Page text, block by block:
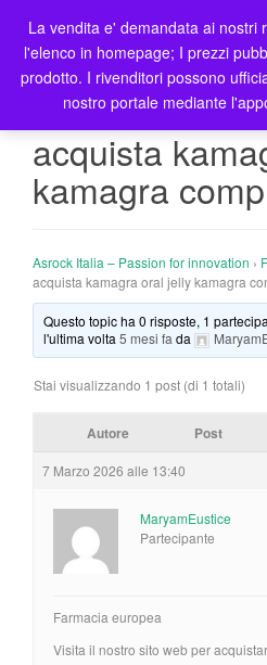
acquista
kamagra
Asrock Italia – Passion for innovation ›
acquista kamagra oral jelly kamagra
Questo topic ha 0 risposte, 1
l'ultima volta5 mesi fa da
Stai visualizzando 1 post (di 1 totali)
Autore Post
7 Marzo 2026 alle 13:40
MaryamEustice
Partecipante
Farmacia europea
Visita il nostro sito web per
La vendita e' demandata ai nostri
l'elenco in homepage; I prezzi
prodotto. I rivenditori possono
nostro portale mediante